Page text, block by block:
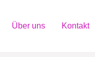
Über uns Kontakt